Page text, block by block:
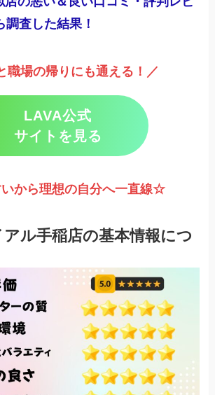
調査した結果！
職場の帰りにも通える！／
LAVA公式
サイトを見る
から理想の自分へ一直線☆
ル手稲店の基本情報につ